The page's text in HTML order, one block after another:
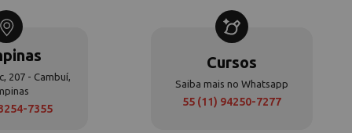
207 - Cambuí,
7355
Cursos
Saiba mais no Whatsapp
55 (11) 94250-7277